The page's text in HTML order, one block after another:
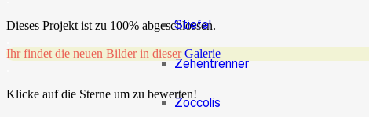
Stiefel
Zehentrenner
Zoccolis
Dieses Projekt ist zu 100% abgeschlossen.
Ihr findet die neuen Bilder in dieserGalerie
Klicke auf die Sterne um zu bewerten!